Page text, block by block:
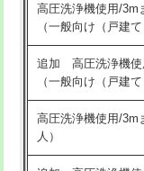
追加人工
廃棄・処分
※給水管工事は
給水管工事※（バ
給水管工事※（支持
給水管工事※（保
め込み）)
給水管工事※（土
高圧洗浄機使用/3m
（一般向け（戸建て
追加 高圧洗浄機使
（一般向け（戸建て
高圧洗浄機使用/3m
人）